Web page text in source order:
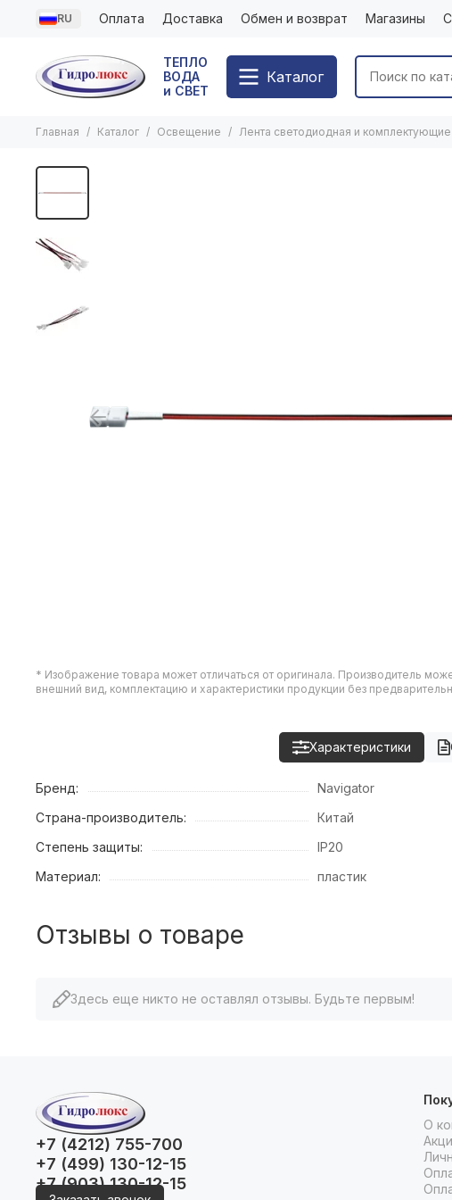
RU Оплата Доставка Обмен и возврат Магазины
ТЕПЛО
ВОДА
и СВЕТ
Каталог
Главная Каталог Освещение Лента светодиодная и комплектующие
* Изображение товара может отличаться от оригинала. Производитель
внешний вид, комплектацию и характеристики продукции без
Характеристики
Бренд:
Navigator
Страна-производитель:
Китай
Степень защиты:
IP20
Материал:
пластик
Отзывы о товаре
Здесь еще никто не оставлял отзывы. Будьте первым!
+7 (4212) 755-700
+7 (499) 130-12-15
+7 (903) 130-12-15
О